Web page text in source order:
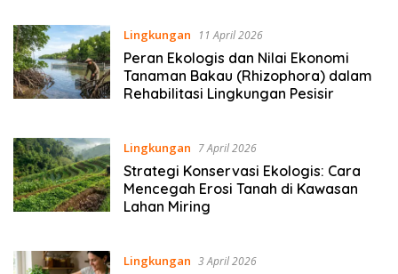
Lingkungan 11 April 2026
Peran Ekologis dan Nilai Ekonomi
Tanaman Bakau (Rhizophora) dalam
Rehabilitasi Lingkungan Pesisir
Lingkungan 7 April 2026
Strategi Konservasi Ekologis: Cara
Mencegah Erosi Tanah di Kawasan
Lahan Miring
Lingkungan 3 April 2026